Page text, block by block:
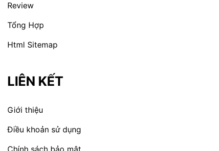
Review
Tổng Hợp
Html Sitemap
LIÊN KẾT
Giới thiệu
Điều khoản sử dụng
Chính sách bảo mật